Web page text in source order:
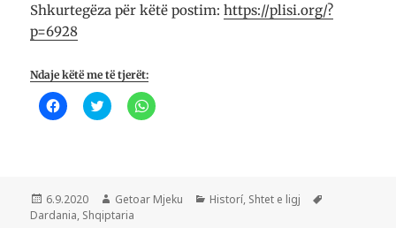
Shkurtegëza për këtë postim:https://plisi.org/?
p=6928
Ndaje këtë me të tjerët:
K
l
ë
t
a
K
l
ë
t
ë
K
l
ë
r
Postuar
më
6.9.2020 Autor
Getoar Mjeku Kategori
Historí, Shtet e ligj
Dardania, Shqiptaria